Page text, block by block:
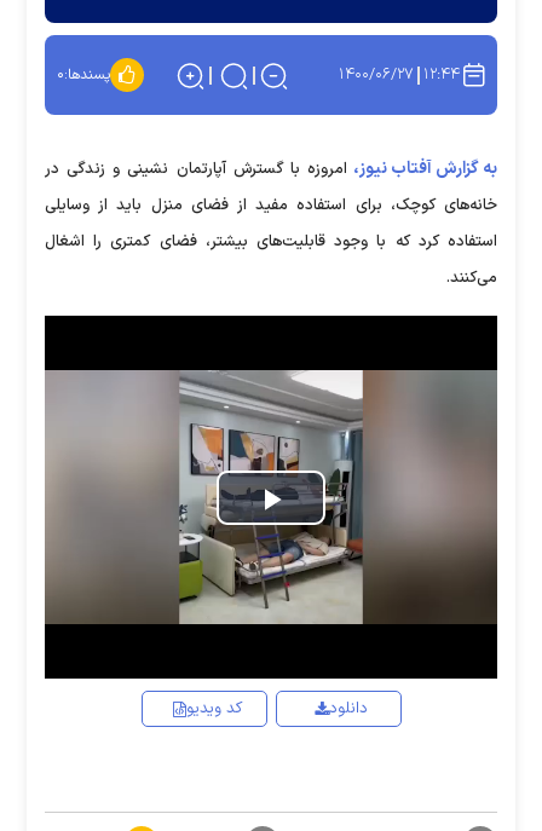
۱۲:۴۴ ۱۴۰۰/۰۶/۲۷ پسندها:۰
به گزارش آفتاب نیوز، امروزه با گسترش آپارتمان نشینی و زندگی در
خانه‌های کوچک، برای استفاده مفید از فضای منزل باید از وسایلی
استفاده کرد که با وجود قابلیت‌های بیشتر، فضای کمتری را اشغال
می‌کنند.
Play
Video
کد ویدیو دانلود